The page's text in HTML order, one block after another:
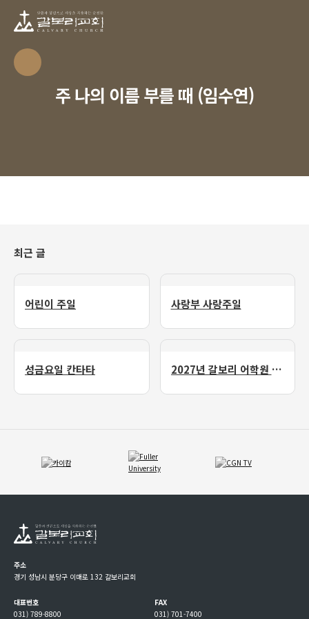
주 나의 이름 부를 때 (임수연)
최근 글
어린이 주일 사랑부 사랑주일
성금요일 칸타타 2027년 갈보리 어학원 유치부 신입생 모집
주소
경기 성남시 분당구 이매로 132 갈보리교회
대표번호
031) 789-8800
FAX
031) 701-7400